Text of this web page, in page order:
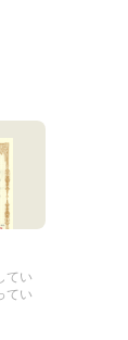
てい
てい